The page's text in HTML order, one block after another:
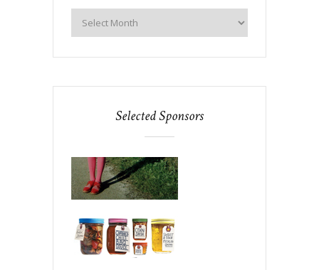
Selected Sponsors